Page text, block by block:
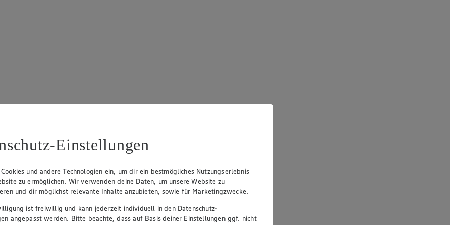
5 Sternen. Anzahl der Bewertungen: 48.
Einstellungen
und andere Technologien ein, um dir ein bestmögliches Nutzungserlebnis
zu ermöglichen. Wir verwenden deine Daten, um unsere Website zu
und dir möglichst relevante Inhalte anzubieten, sowie für Marketingzwecke.
ist freiwillig und kann jederzeit individuell in den Datenschutz-
angepasst werden. Bitte beachte, dass auf Basis deiner Einstellungen ggf. nicht